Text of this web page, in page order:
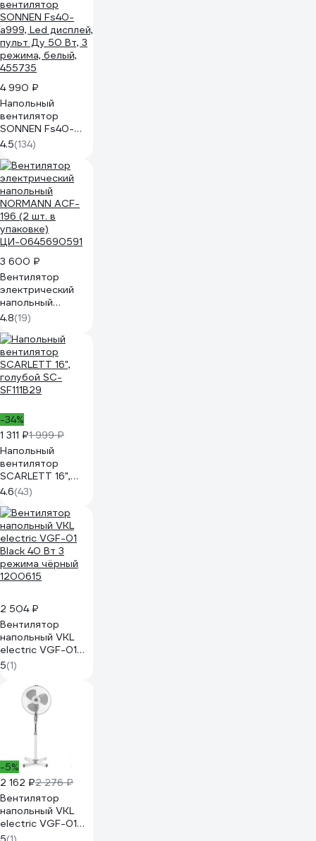
4 990 ₽
Напольный
вентилятор
SONNEN Fs40-
a999, Led дисплей,
пульт Ду 50 Вт, 3
режима, белый,
455735
4.5(134)
3 600 ₽
Вентилятор
электрический
напольный
NORMANN ACF-
196 (2 шт. в
упаковке)
ЦИ-0645690591
4.8(19)
-34%
1 311 ₽1 999 ₽
Напольный
вентилятор
SCARLETT 16",
голубой SC-
SF111B29
4.6(43)
2 504 ₽
Вентилятор
напольный VKL
electric VGF-01
Black 40 Вт 3
режима чёрный
1200615
5(1)
-5%
2 162 ₽2 276 ₽
Вентилятор
напольный VKL
electric VGF-01
Gray 40 Вт 3